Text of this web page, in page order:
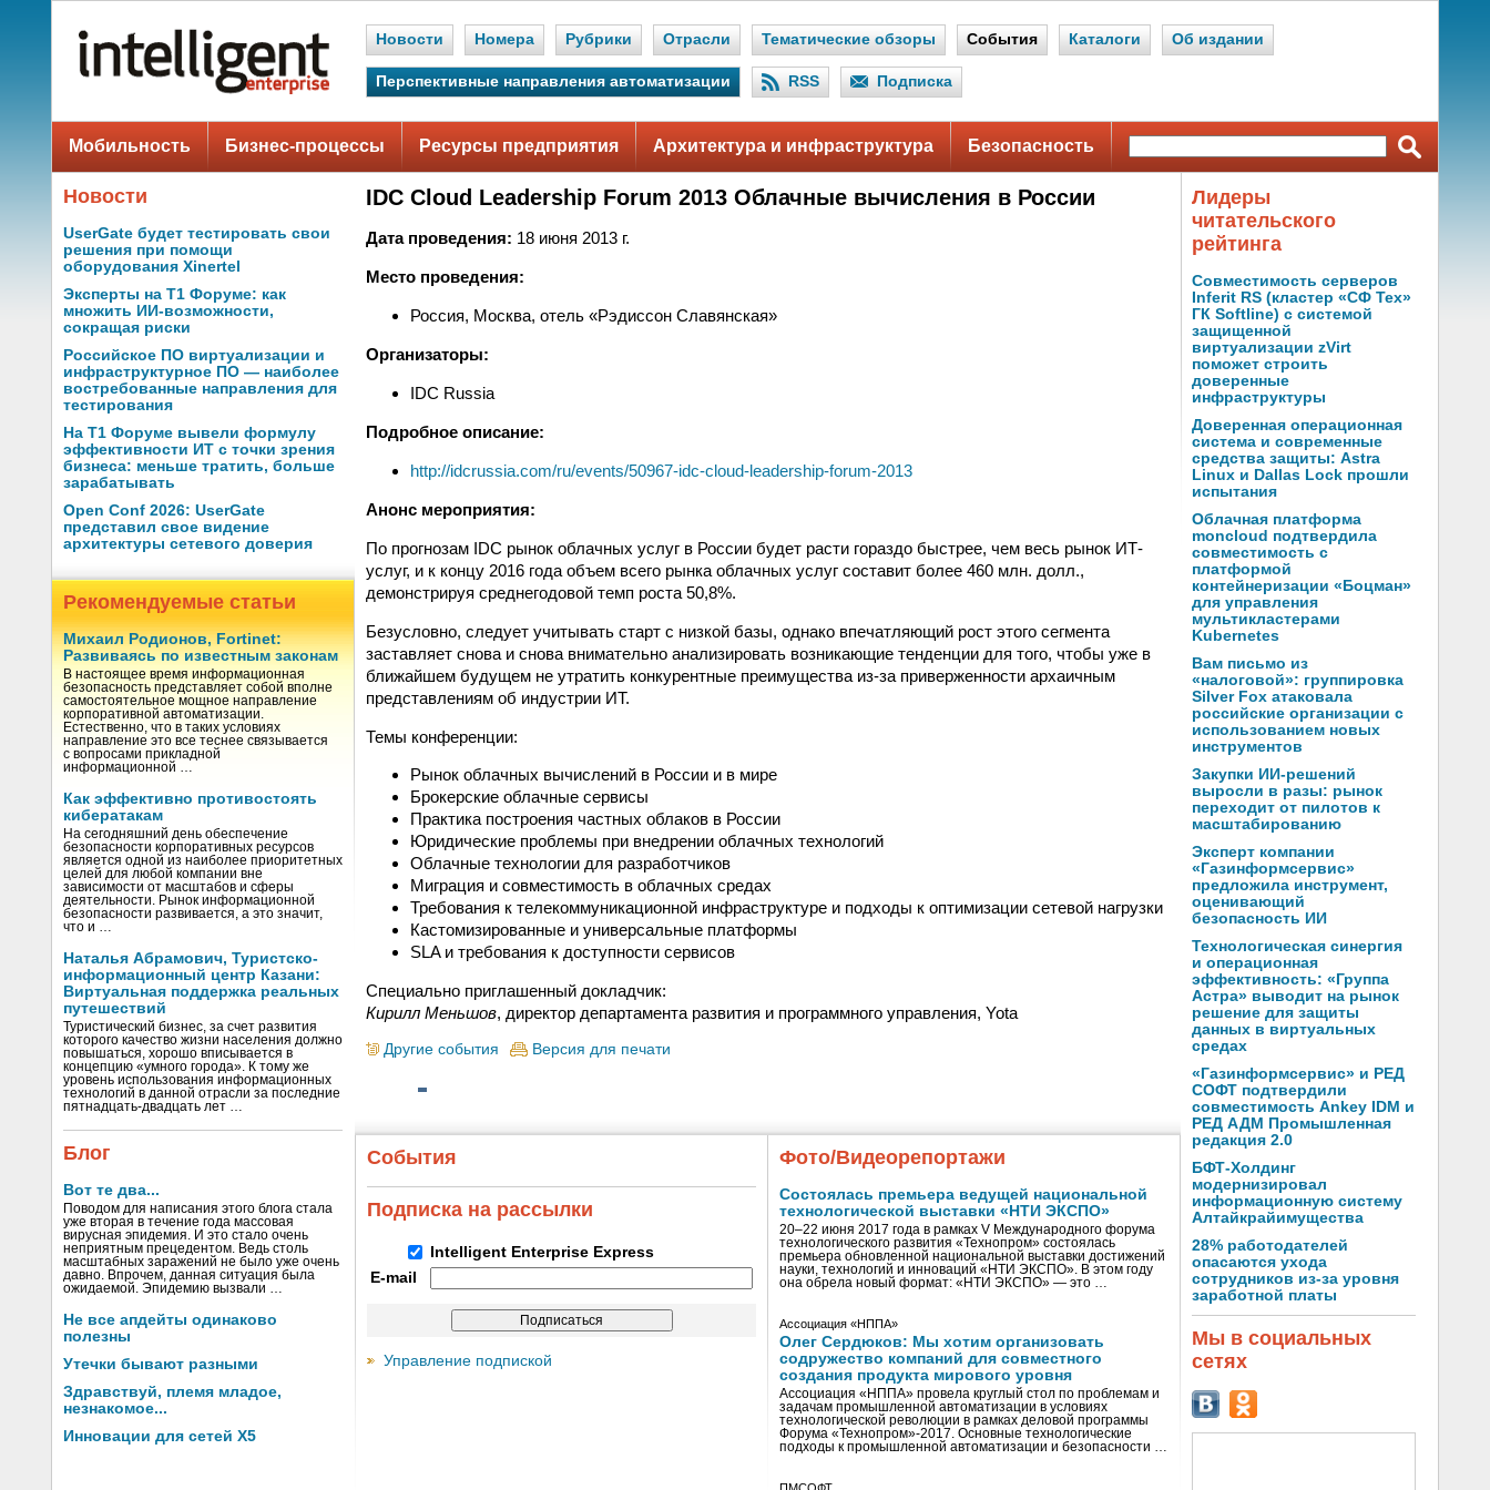
Новости Номера Рубрики Отрасли Тематические обзоры События Каталоги Об издании
Перспективные направления автоматизации RSS Подписка
Мобильность Бизнес-процессы Ресурсы предприятия Архитектура и инфраструктура Безопасность
Новости
UserGate будет тестировать свои
решения при помощи
оборудования Xinertel
Эксперты на Т1 Форуме: как
множить ИИ-возможности,
сокращая риски
Российское ПО виртуализации и
инфраструктурное ПО — наиболее
востребованные направления для
тестирования
На Т1 Форуме вывели формулу
эффективности ИТ с точки зрения
бизнеса: меньше тратить, больше
зарабатывать
Open Conf 2026: UserGate
представил свое видение
архитектуры сетевого доверия
Рекомендуемые статьи
Михаил Родионов, Fortinet:
Развиваясь по известным законам
В настоящее время информационная
безопасность представляет собой вполне
самостоятельное мощное направление
корпоративной автоматизации.
Естественно, что в таких условиях
направление это все теснее связывается
с вопросами прикладной
информационной …
Как эффективно противостоять
кибератакам
На сегодняшний день обеспечение
безопасности корпоративных ресурсов
является одной из наиболее приоритетных
целей для любой компании вне
зависимости от масштабов и сферы
деятельности. Рынок информационной
безопасности развивается, а это значит,
что и …
Наталья Абрамович, Туристско-
информационный центр Казани:
Виртуальная поддержка реальных
путешествий
Туристический бизнес, за счет развития
которого качество жизни населения должно
повышаться, хорошо вписывается в
концепцию «умного города». К тому же
уровень использования информационных
технологий в данной отрасли за последние
пятнадцать-двадцать лет …
Блог
Вот те два...
Поводом для написания этого блога стала
уже вторая в течение года массовая
вирусная эпидемия. И это стало очень
неприятным прецедентом. Ведь столь
масштабных заражений не было уже очень
давно. Впрочем, данная ситуация была
ожидаемой. Эпидемию вызвали …
Не все апдейты одинаково
полезны
Утечки бывают разными
Здравствуй, племя младое,
незнакомое...
Инновации для сетей X5
IDC Cloud Leadership Forum 2013 Облачные вычисления в России
Дата проведения: 18 июня 2013 г.
Место проведения:
Россия, Москва, отель «Рэдиссон Славянская»
Организаторы:
IDC Russia
Подробное описание:
http://idcrussia.com/ru/events/50967-idc-cloud-leadership-forum-2013
Анонс мероприятия:
По прогнозам IDC рынок облачных услуг в России будет расти гораздо быстрее, чем весь рынок ИТ-
услуг, и к концу 2016 года объем всего рынка облачных услуг составит более 460 млн. долл.,
демонстрируя среднегодовой темп роста 50,8%.
Безусловно, следует учитывать старт с низкой базы, однако впечатляющий рост этого сегмента
заставляет снова и снова внимательно анализировать возникающие тенденции для того, чтобы уже в
ближайшем будущем не утратить конкурентные преимущества из-за приверженности архаичным
представлениям об индустрии ИТ.
Темы конференции:
Рынок облачных вычислений в России и в мире
Брокерские облачные сервисы
Практика построения частных облаков в России
Юридические проблемы при внедрении облачных технологий
Облачные технологии для разработчиков
Миграция и совместимость в облачных средах
Требования к телекоммуникационной инфраструктуре и подходы к оптимизации сетевой нагрузки
Кастомизированные и универсальные платформы
SLA и требования к доступности сервисов
Специально приглашенный докладчик:
Кирилл Меньшов, директор департамента развития и программного управления, Yota
Другие события Версия для печати
События
Подписка на рассылки
Intelligent Enterprise Express
E-mail
Управление подпиской
Фото/Видеорепортажи
Состоялась премьера ведущей национальной
технологической выставки «НТИ ЭКСПО»
20–22 июня 2017 года в рамках V Международного форума
технологического развития «Технопром» состоялась
премьера обновленной национальной выставки достижений
науки, технологий и инноваций «НТИ ЭКСПО». В этом году
она обрела новый формат: «НТИ ЭКСПО» — это …
Ассоциация «НППА»
Олег Сердюков: Мы хотим организовать
содружество компаний для совместного
создания продукта мирового уровня
Ассоциация «НППА» провела круглый стол по проблемам и
задачам промышленной автоматизации в условиях
технологической революции в рамках деловой программы
Форума «Технопром»-2017. Основные технологические
подходы к промышленной автоматизации и безопасности …
Лидеры
читательского
рейтинга
Совместимость серверов
Inferit RS (кластер «СФ Тех»
ГК Softline) с системой
защищенной
виртуализации zVirt
поможет строить
доверенные
инфраструктуры
Доверенная операционная
система и современные
средства защиты: Astra
Linux и Dallas Lock прошли
испытания
Облачная платформа
moncloud подтвердила
совместимость с
платформой
контейнеризации «Боцман»
для управления
мультикластерами
Kubernetes
Вам письмо из
«налоговой»: группировка
Silver Fox атаковала
российские организации с
использованием новых
инструментов
Закупки ИИ-решений
выросли в разы: рынок
переходит от пилотов к
масштабированию
Эксперт компании
«Газинформсервис»
предложила инструмент,
оценивающий
безопасность ИИ
Технологическая синергия
и операционная
эффективность: «Группа
Астра» выводит на рынок
решение для защиты
данных в виртуальных
средах
«Газинформсервис» и РЕД
СОФТ подтвердили
совместимость Ankey IDM и
РЕД АДМ Промышленная
редакция 2.0
БФТ-Холдинг
модернизировал
информационную систему
Алтайкрайимущества
28% работодателей
опасаются ухода
сотрудников из-за уровня
заработной платы
Мы в социальных
сетях